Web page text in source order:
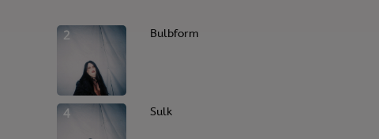
2 Bulbform
4 Sulk